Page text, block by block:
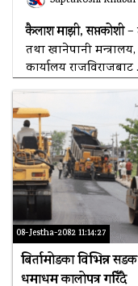
कैलाश माझी, सप्तकोशी–
तथा खानेपानी
कार्यालय
08-Jestha-2082 11:14:27
बिर्तामोडका विभिन्न सडक
धमाधम कालोपत्र गरिँदै